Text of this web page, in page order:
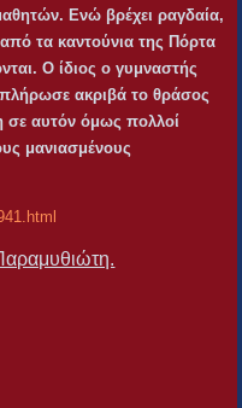
Ενώ βρέχει ραγδαία,
τα καντούνια της Πόρτα
Ο ίδιος ο γυμναστής
ακριβά το θράσος
σε αυτόν όμως πολλοί
μανιασμένους